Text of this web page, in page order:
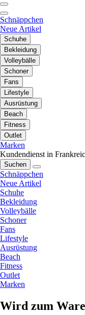
Schnäppchen
Neue Artikel
Schuhe
Bekleidung
Volleybälle
Schoner
Fans
Lifestyle
Ausrüstung
Beach
Fitness
Outlet
Marken
Kundendienst in
Suchen
Schnäppchen
Neue Artikel
Schuhe
Bekleidung
Volleybälle
Schoner
Fans
Lifestyle
Ausrüstung
Beach
Fitness
Outlet
Marken
Wird zum